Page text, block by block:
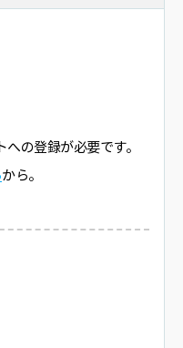
の登録が必要です。
から。